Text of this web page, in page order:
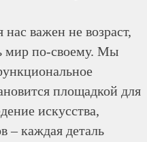
важен не возраст,
мир по-своему. Мы
площадкой для
искусства,
– каждая деталь